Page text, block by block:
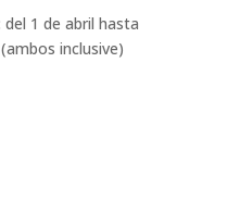
del 1 de abril hasta
inclusive)